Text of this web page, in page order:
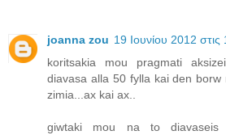
joanna zou 19 Ιουνίου 2012 στις
koritsakia mou pragmati
diavasa alla 50 fylla kai den borw
zimia...ax kai ax..
giwtaki mou na to